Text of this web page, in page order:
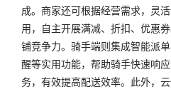
成。商家还可根据经营需求，灵
用，自主开展满减、折扣、优惠
铺竞争力。骑手端则集成智能派
醒等实用功能，帮助骑手快速响
务，有效提高配送效率。此外，